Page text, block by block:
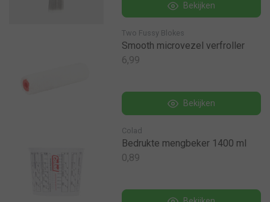
Bekijken
Two Fussy Blokes
Smooth microvezel verfroller
6,99
Bekijken
Colad
Bedrukte mengbeker 1400 ml
0,89